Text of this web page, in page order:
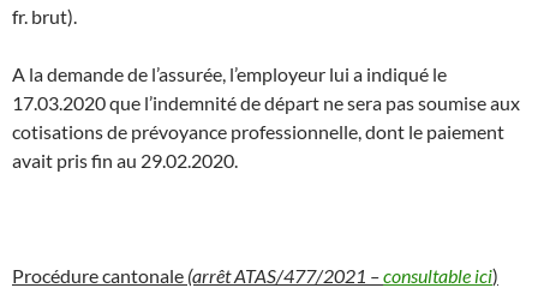
fr. brut).
A la demande de l’assurée, l’employeur lui a indiqué le
17.03.2020 que l’indemnité de départ ne sera pas soumise aux
cotisations de prévoyance professionnelle, dont le paiement
avait pris fin au 29.02.2020.
Procédure cantonale (arrêt ATAS/477/2021 –consultable ici)